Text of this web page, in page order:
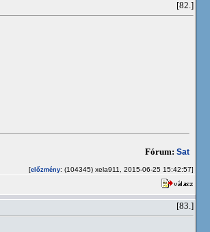
[82.]
Fórum: Sat
[előzmény: (104345) xela911, 2015-06-25 15:42:57]
[83.]